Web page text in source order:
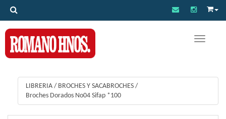
Toggle
LIBRERIA / BROCHES Y SACABROCHES /
Broches Dorados No04 Sifap *100